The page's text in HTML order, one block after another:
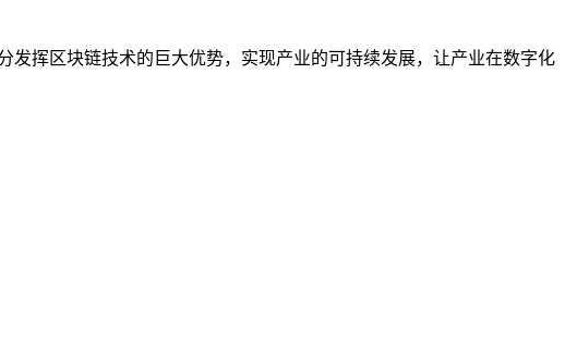
挥区块链技术的巨大优势，实现产业的可持续发展，让产业在数字化